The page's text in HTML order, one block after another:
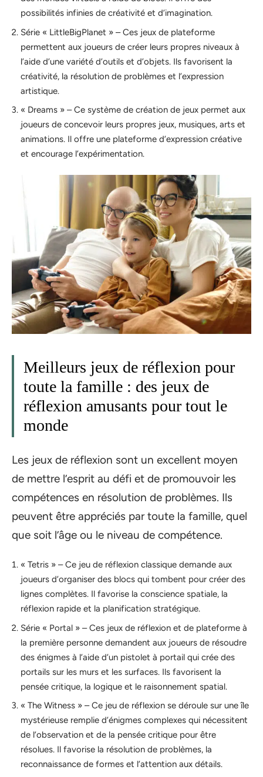
possibilités infinies de créativité et d’imagination.
Série « LittleBigPlanet » – Ces jeux de plateforme
permettent aux joueurs de créer leurs propres niveaux à
l’aide d’une variété d’outils et d’objets. Ils favorisent la
créativité, la résolution de problèmes et l’expression
artistique.
« Dreams » – Ce système de création de jeux permet aux
joueurs de concevoir leurs propres jeux, musiques, arts et
animations. Il offre une plateforme d’expression créative
et encourage l’expérimentation.
Meilleurs jeux de réflexion pour
toute la famille : des jeux de
réflexion amusants pour tout le
monde
Les jeux de réflexion sont un excellent moyen
de mettre l’esprit au défi et de promouvoir les
compétences en résolution de problèmes. Ils
peuvent être appréciés par toute la famille, quel
que soit l’âge ou le niveau de compétence.
« Tetris » – Ce jeu de réflexion classique demande aux
joueurs d’organiser des blocs qui tombent pour créer des
lignes complètes. Il favorise la conscience spatiale, la
réflexion rapide et la planification stratégique.
Série « Portal » – Ces jeux de réflexion et de plateforme à
la première personne demandent aux joueurs de résoudre
des énigmes à l’aide d’un pistolet à portail qui crée des
portails sur les murs et les surfaces. Ils favorisent la
pensée critique, la logique et le raisonnement spatial.
« The Witness » – Ce jeu de réflexion se déroule sur une île
mystérieuse remplie d’énigmes complexes qui nécessitent
de l’observation et de la pensée critique pour être
résolues. Il favorise la résolution de problèmes, la
reconnaissance de formes et l’attention aux détails.